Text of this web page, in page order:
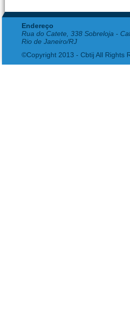
Endereço
Rua do Catete, 338 Sobreloja -
Rio de Janeiro/RJ
©Copyright 2013 - Cbtij All Rights